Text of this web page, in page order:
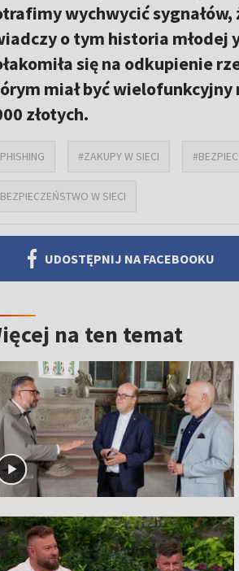
wychwycić
o tym historia
się na odkupienie
miał być wielofunkcyjny
złotych.
#ZAKUPY W SIECI
W SIECI
UDOSTĘPNIJ NA FACEBOOKU
na ten temat